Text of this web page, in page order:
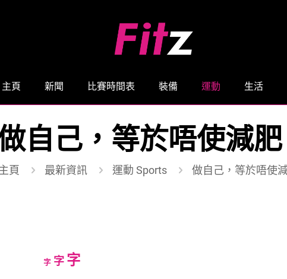
主頁 新聞 比賽時間表 裝備 運動 生活
自己，等於唔使減肥
主頁 最新資訊 運動 Sports 做自己，等於唔使
字Decrease
字Reset
字Increase